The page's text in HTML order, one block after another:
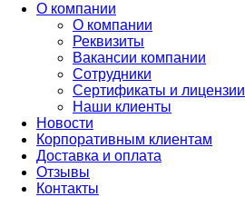
О компании
О компании
Реквизиты
Вакансии компании
Сотрудники
Сертификаты и лицензии
Наши клиенты
Новости
Корпоративным клиентам
Доставка и оплата
Отзывы
Контакты